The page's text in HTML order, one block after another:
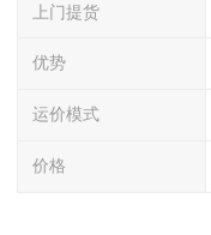
上门提货
优势
运价模式
价格